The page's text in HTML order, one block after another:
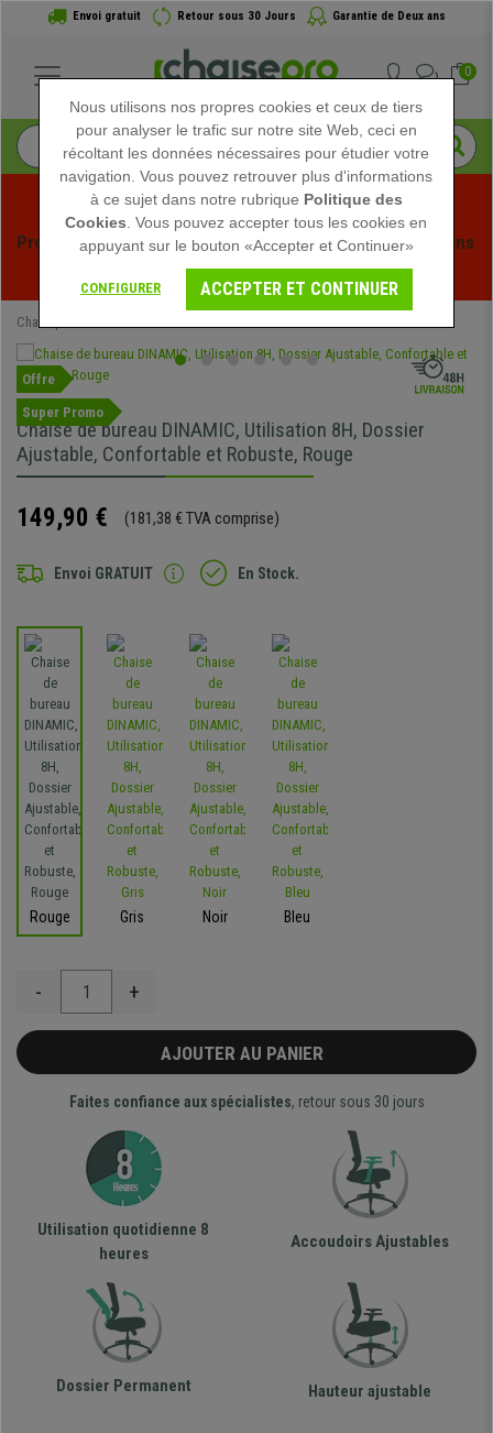
Envoi gratuit Retour sous 30 Jours Garantie de Deux ans
0
Profitez des soldes d'été chez Chaisepro ! Des réductions
exclusives pour une durée limitée - Voir l'offre
Chaisepro
Offre
Super Promo
Chaise de bureau DINAMIC, Utilisation 8H, Dossier
Ajustable, Confortable et Robuste, Rouge
149,90 € (181,38 € TVA comprise)
Envoi GRATUIT En Stock.
Rouge Gris Noir Bleu
- +
AJOUTER AU PANIER
Faites confiance aux spécialistes, retour sous 30 jours
Utilisation quotidienne 8
heures
Accoudoirs Ajustables
Dossier Permanent Hauteur ajustable
Nous utilisons nos propres cookies et ceux de tiers
pour analyser le trafic sur notre site Web, ceci en
récoltant les données nécessaires pour étudier votre
navigation. Vous pouvez retrouver plus d'informations
à ce sujet dans notre rubrique Politique des
Cookies . Vous pouvez accepter tous les cookies en
appuyant sur le bouton «Accepter et Continuer»
CONFIGURER ACCEPTER ET CONTINUER